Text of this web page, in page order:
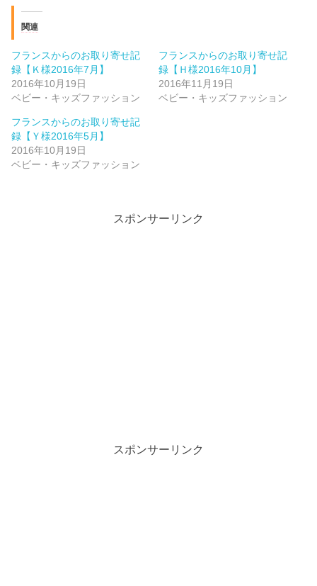
w
i
t
e
r
で
共
有
(
い
ウ
ィ
ン
ド
す
る
に
は
ク
リ
ッ
し
て
く
だ
さ
い
関連
フランスからのお取り寄せ記
録【Ｋ様2016年7月】
2016年10月19日
ベビー・キッズファッション
フランスからのお取り寄せ記
録【Ｈ様2016年10月】
2016年11月19日
ベビー・キッズファッション
フランスからのお取り寄せ記
録【Ｙ様2016年5月】
2016年10月19日
ベビー・キッズファッション
スポンサーリンク
スポンサーリンク